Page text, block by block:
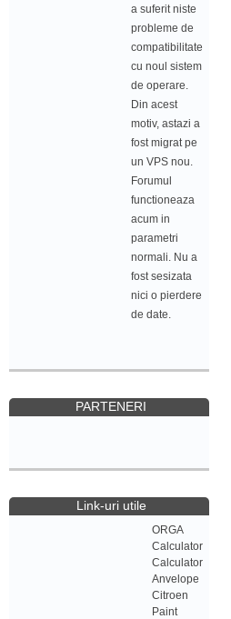
a suferit niste
probleme de
compatibilitate
cu noul sistem
de operare.
Din acest
motiv, astazi a
fost migrat pe
un VPS nou.
Forumul
functioneaza
acum in
parametri
normali. Nu a
fost sesizata
nici o pierdere
de date.
PARTENERI
Link-uri utile
ORGA
Calculator
Calculator
Anvelope
Citroen
Paint